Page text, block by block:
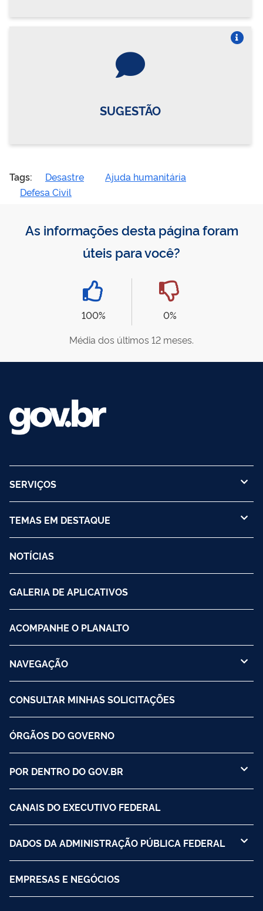
SUGESTÃO
Tags: Desastre
Ajuda humanitária
Defesa Civil
As informações desta página foram
úteis para você?
100%
0%
Média dos últimos 12 meses.
SERVIÇOS
TEMAS EM DESTAQUE
NOTÍCIAS
GALERIA DE APLICATIVOS
ACOMPANHE O PLANALTO
NAVEGAÇÃO
CONSULTAR MINHAS SOLICITAÇÕES
ÓRGÃOS DO GOVERNO
POR DENTRO DO GOV.BR
CANAIS DO EXECUTIVO FEDERAL
DADOS DA ADMINISTRAÇÃO PÚBLICA FEDERAL
EMPRESAS E NEGÓCIOS